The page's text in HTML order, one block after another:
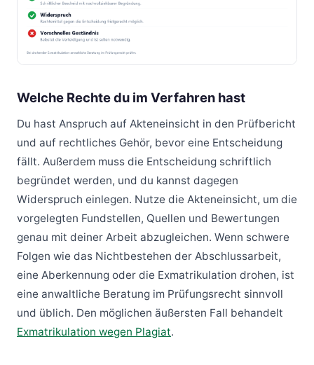
Welche Rechte du im Verfahren hast
Du hast Anspruch auf Akteneinsicht in den Prüfbericht
und auf rechtliches Gehör, bevor eine Entscheidung
fällt. Außerdem muss die Entscheidung schriftlich
begründet werden, und du kannst dagegen
Widerspruch einlegen. Nutze die Akteneinsicht, um die
vorgelegten Fundstellen, Quellen und Bewertungen
genau mit deiner Arbeit abzugleichen. Wenn schwere
Folgen wie das Nichtbestehen der Abschlussarbeit,
eine Aberkennung oder die Exmatrikulation drohen, ist
eine anwaltliche Beratung im Prüfungsrecht sinnvoll
und üblich. Den möglichen äußersten Fall behandelt
Exmatrikulation wegen Plagiat.